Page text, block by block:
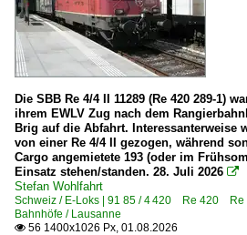
6 146 BR 146 ·Traxx AC1/2·
6 146 BR 146 ·Traxx AC1/
6 146 BR 146.5 ·Traxx
6 147 BR 147 ·Traxx AC3·
6 147 BR 147.5 ·Traxx
6 182 BR 182 ·ES 64 U2·
6 182 BR 182 ·ES 64 U2·
6 183 BR 183 ·ES 64 U4·
Die SBB Re 4/4 II 11289 (Re 420 289-1)
ihrem EWLV Zug nach dem
Brig auf die Abfahrt. Interessanterweise
von einer Re 4/4 II gezogen, während
Cargo angemietete 193 (oder im
Einsatz stehen/standen. 28. Juli 2026 
Stefan Wohlfahrt
Schweiz / E-Loks | 91 85 / 4 420 Re 420 Re
Bahnhöfe / Lausanne
 56 1400x1026 Px, 01.08.2026